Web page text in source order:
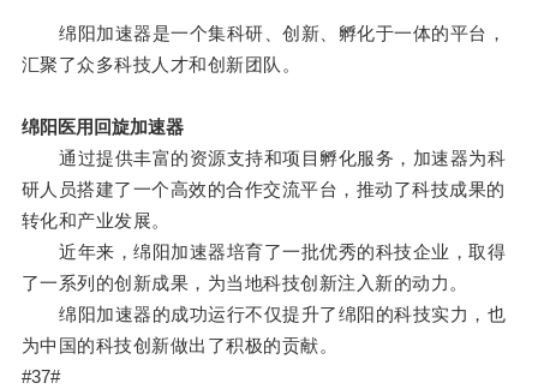
绵阳加速器是一个集科研、创新、孵化于一体的平台，
汇聚了众多科技人才和创新团队。
绵阳医用回旋加速器
通过提供丰富的资源支持和项目孵化服务，加速器为科
研人员搭建了一个高效的合作交流平台，推动了科技成果的
转化和产业发展。
近年来，绵阳加速器培育了一批优秀的科技企业，取得
了一系列的创新成果，为当地科技创新注入新的动力。
绵阳加速器的成功运行不仅提升了绵阳的科技实力，也
为中国的科技创新做出了积极的贡献。
#37#